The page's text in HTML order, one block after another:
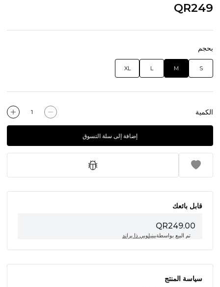
QR249
بحجم
S
M
L
XL
الكمية
إضافة إلى سلة التسوق
قابل بائعك
QR249.00
تم البيع بواسطةبينيلوبي ذا براند
سياسة المنتج